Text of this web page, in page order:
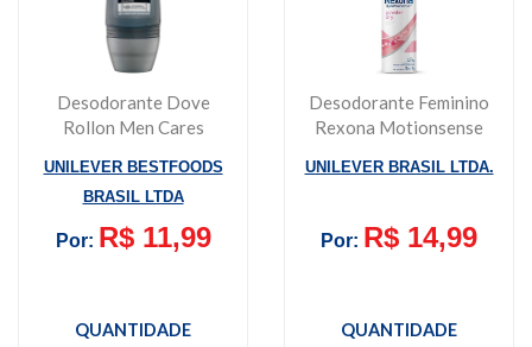
Desodorante Dove
Rollon Men Cares
UNILEVER BESTFOODS
BRASIL LTDA
Por: R$ 11,99
QUANTIDADE
Desodorante Feminino
Rexona Motionsense
UNILEVER BRASIL LTDA.
Por: R$ 14,99
QUANTIDADE